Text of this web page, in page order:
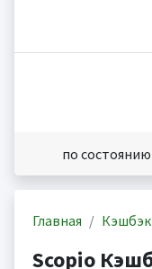
по состоянию
Главная Кэшбэк
Scopio